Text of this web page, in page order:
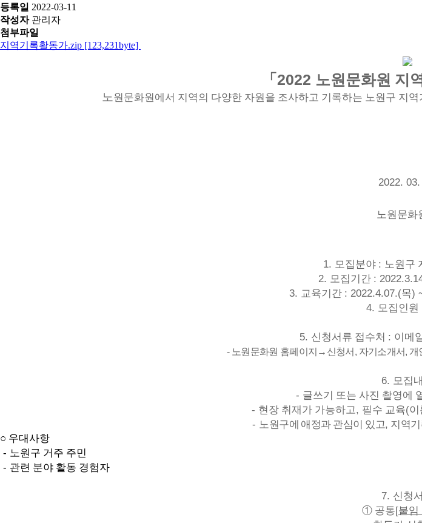
등록일 2022-03-11
작성자 관리자
첨부파일
지역기록활동가.zip [123,231byte]
「 2022 노원문화원 지
노 원문화원에서 지역의 다양한 자원을 조사하고 기록하는 노원구 지
2022. 03.
노원문화
1. 모집분야 : 노원구
2. 모집기간 :
3. 교육기간 : 2022.4.07.(목)
4. 모집인원
5. 신청서류 접수처 : 이메
- 노원문화원 홈페이지 → 신청서 , 자기소개서, 개
6. 모집
- 글쓰기 또는 사진 촬영에
- 현장 취재가 가능하고, 필수 교육(이
- 노원구에 애정과 관심이 있고, 지역
○ 우대사항
- 노원구 거주 주민
- 관련 분야 활동 경험자
7. 신청
① 공통[붙임